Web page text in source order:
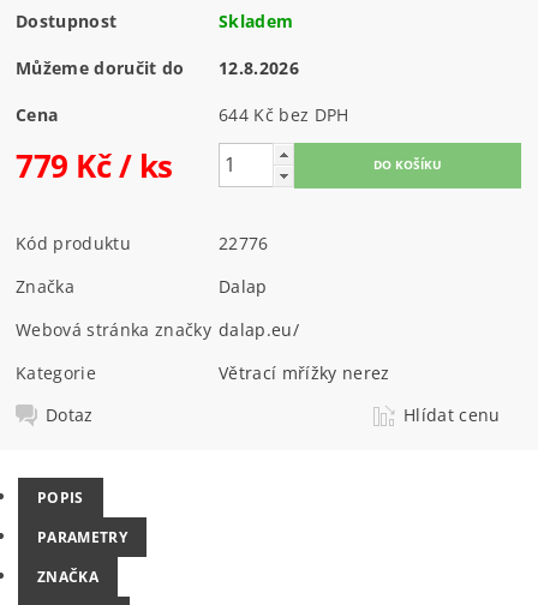
Dostupnost Skladem
Můžeme doručit do 12.8.2026
Cena 644 Kč bez DPH
779 Kč/ ks
Kód produktu
22776
Značka
Dalap
Webová stránka značky dalap.eu/
Kategorie
Větrací mřížky nerez
Dotaz
Hlídat cenu
POPIS
PARAMETRY
ZNAČKA